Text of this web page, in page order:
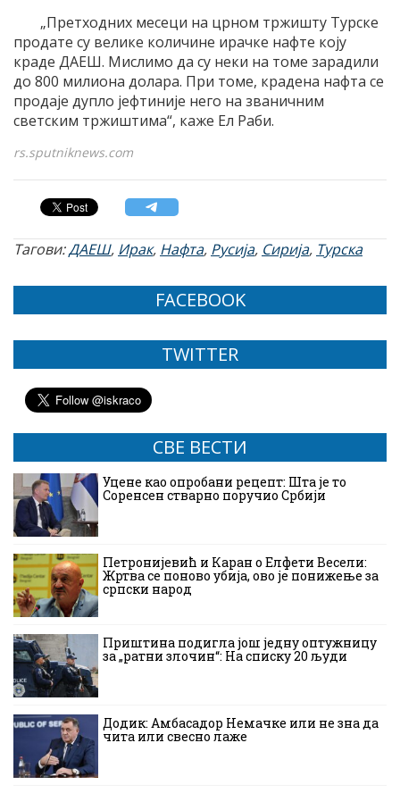
„Претходних месеци на црном тржишту Турске
продате су велике количине ирачке нафте коју
краде ДАЕШ. Мислимо да су неки на томе зарадили
до 800 милиона долара. При томе, крадена нафта се
продаје дупло јефтиније него на званичним
светским тржиштима“, каже Ел Раби.
rs.sputniknews.com
Тагови:ДАЕШ, Ирак, Нафта, Русија, Сирија, Турска
FACEBOOK
TWITTER
СВЕ ВЕСТИ
Уцене као опробани рецепт: Шта је то
Соренсен стварно поручио Србији
Петронијевић и Каран о Елфети Весели:
Жртва се поново убија, ово је понижење за
српски народ
Приштина подигла још једну оптужницу
за „ратни злочин“: На списку 20 људи
Додик: Амбасадор Немачке или не зна да
чита или свесно лаже